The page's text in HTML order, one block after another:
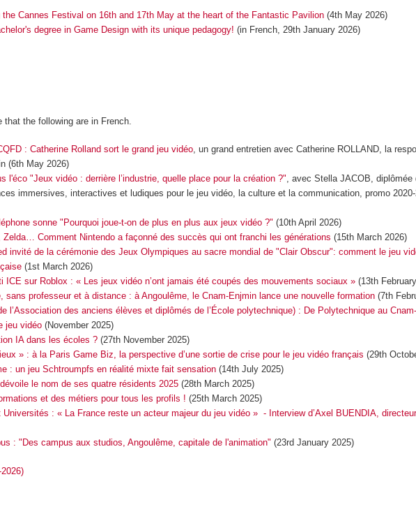
Cannes Festival on 16th and 17th May at the heart of the Fantastic Pavilion(4th May 2026)
degree in Game Design with its unique pedagogy! (in French, 29th January 2026)
that the following are in French.
: Catherine Rolland sort le grand jeu vidéo, un grand entretien avec Catherine ROLLAND, la
(6th May 2026)
l'éco "Jeux vidéo : derrière l’industrie, quelle place pour la création ?", avec Stella JACOB, diplômée
immersives, interactives et ludiques pour le jeu vidéo, la culture et la communication, promo
sonne "Pourquoi joue-t-on de plus en plus aux jeux vidéo ?" (10th April 2026)
Zelda… Comment Nintendo a façonné des succès qui ont franchi les générations (15th March 2026)
invité de la cérémonie des Jeux Olympiques au sacre mondial de "Clair Obscur": comment le jeu
(1st March 2026)
ICE sur Roblox : « Les jeux vidéo n’ont jamais été coupés des mouvements sociaux »(13th
sans professeur et à distance : à Angoulême, le Cnam-Enjmin lance une nouvelle formation (7th
l’Association des anciens élèves et diplômés de l’École polytechnique) : De Polytechnique au
jeu vidéo(November 2025)
IA dans les écoles ? (27th November 2025)
» : à la Paris Game Biz, la perspective d’une sortie de crise pour le jeu vidéo français (29th
: un jeu Schtroumpfs en réalité mixte fait sensation(14th July 2025)
le nom de ses quatre résidents 2025(28th March 2025)
et des métiers pour tous les profils ! (25th March 2025)
: « La France reste un acteur majeur du jeu vidéo » - Interview d’Axel BUENDIA,
: "Des campus aux studios, Angoulême, capitale de l'animation" (23rd January 2025)